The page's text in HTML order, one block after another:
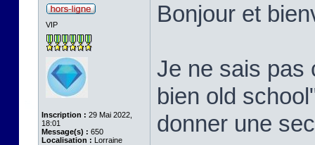
VIP
Inscription : 29 Mai 2022,
18:01
Message(s) : 650
Localisation : Lorraine
Bonjour et
Je ne sais pas
bien old
donner une